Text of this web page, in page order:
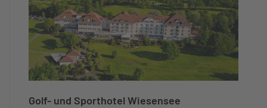
Golf- und Sporthotel Wiesensee